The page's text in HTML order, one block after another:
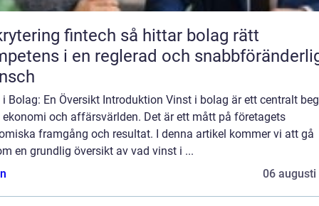
fintech så hittar bolag rätt
i en reglerad och
Bolag: En Översikt Introduktion Vinst i bolag är ett centralt
och affärsvärlden. Det är ett mått på företagets
framgång och resultat. I denna artikel kommer vi att gå
en grundlig översikt av vad vinst i ...
06 augusti